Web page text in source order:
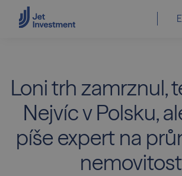
Loni trh zamrznul,
Nejvíc v Polsku,
píše expert na